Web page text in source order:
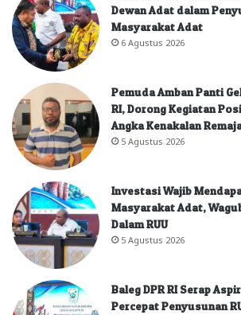
Dewan Adat dalam
Masyarakat Adat
6 Agustus 2026
Pemuda Amban Panti
RI, Dorong Kegiatan
Angka Kenakalan
5 Agustus 2026
Investasi Wajib
Masyarakat Adat,
Dalam RUU
5 Agustus 2026
Baleg DPR RI Serap
Percepat Penyusunan